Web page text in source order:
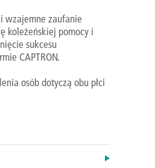
wzajemne zaufanie
koleżeńskiej pomocy i
sukcesu
CAPTRON.
osób dotyczą obu płci